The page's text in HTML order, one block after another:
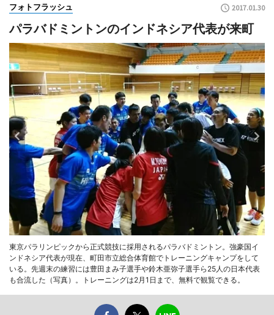
フォトフラッシュ 2017.01.30
パラバドミントンのインドネシア代表が来町
東京パラリンピックから正式競技に採用されるパラバドミントン。強豪国イ
ンドネシア代表が現在、町田市立総合体育館でトレーニングキャンプをして
いる。先週末の練習には豊田まみ子選手や鈴木亜弥子選手ら25人の日本代表
も合流した（写真）。トレーニングは2月1日まで、無料で観覧できる。